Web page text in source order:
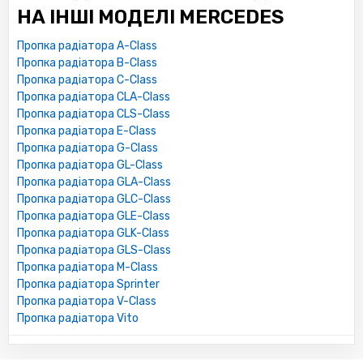
НА ІНШІ МОДЕЛІ MERCEDES
Пропка радіатора A-Class
Пропка радіатора B-Class
Пропка радіатора C-Class
Пропка радіатора CLA-Class
Пропка радіатора CLS-Class
Пропка радіатора E-Class
Пропка радіатора G-Class
Пропка радіатора GL-Class
Пропка радіатора GLA-Class
Пропка радіатора GLC-Class
Пропка радіатора GLE-Class
Пропка радіатора GLK-Class
Пропка радіатора GLS-Class
Пропка радіатора M-Class
Пропка радіатора Sprinter
Пропка радіатора V-Class
Пропка радіатора Vito